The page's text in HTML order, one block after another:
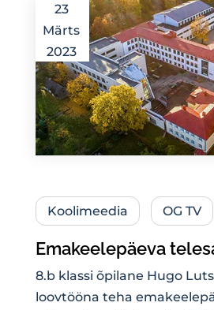
23
Märts
2023
Koolimeedia OG TV
Emakeelepäeva
8.b klassi õpilane Hugo
loovtööna teha